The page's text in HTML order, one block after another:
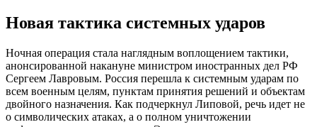
Новая тактика системных ударов
Ночная операция стала наглядным воплощением тактики,
анонсированной накануне министром иностранных дел РФ
Сергеем Лавровым. Россия перешла к системным ударам по
всем военным целям, пунктам принятия решений и объектам
двойного назначения. Как подчеркнул Липовой, речь идет не
о символических атаках, а о полном уничтожении